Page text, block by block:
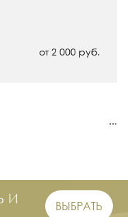
от 2 000 руб.
...
И
ВЫБРАТЬ